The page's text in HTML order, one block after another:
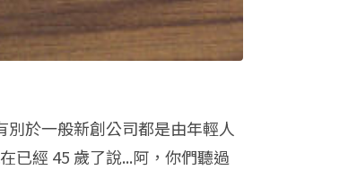
於一般新創公司都是由年輕人
已經 45 歲了說...阿，你們聽過